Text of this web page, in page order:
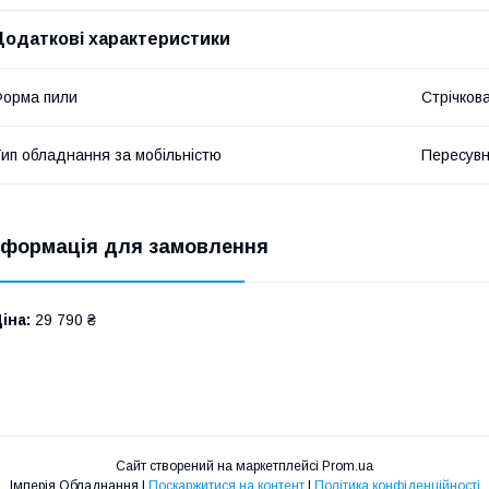
характеристики
пили
обладнання за мобільністю
для замовлення
29 790 ₴
Сайт створений на маркетплейсі Prom.ua
Імперія Обладнання | Поскаржитися на контент | Політика конфіденційності